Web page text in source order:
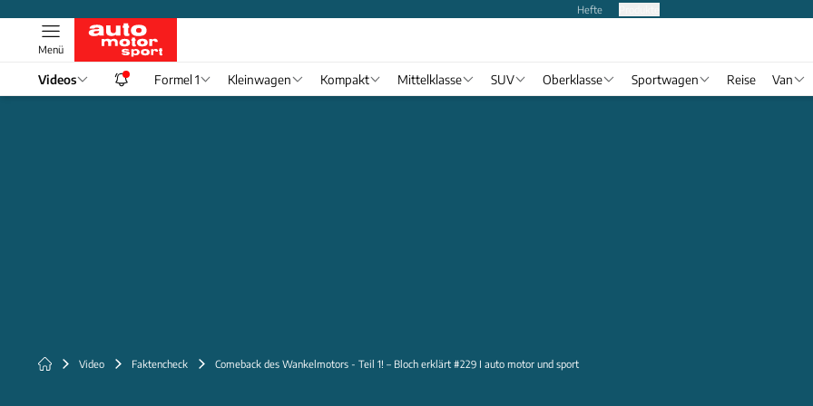
Hefte
Menü
Videos Formel 1 Kleinwagen Kompakt Mittelklasse SUV Oberklasse Sportwagen Reise Van
Video Faktencheck Comeback des Wankelmotors - Teil 1! – Bloch erklärt #229 I auto motor und sport